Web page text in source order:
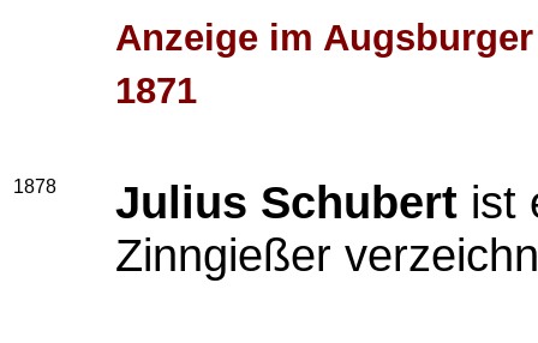
Anzeige im
1871
1878 Julius Schubert ist
Zinngießer